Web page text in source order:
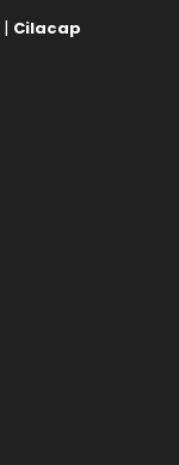
| Cilacap